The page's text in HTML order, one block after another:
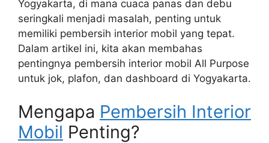
Yogyakarta, di mana cuaca panas dan debu
seringkali menjadi masalah, penting untuk
memiliki pembersih interior mobil yang tepat.
Dalam artikel ini, kita akan membahas
pentingnya pembersih interior mobil All Purpose
untuk jok, plafon, dan dashboard di Yogyakarta.
Mengapa Pembersih Interior
Mobil Penting?